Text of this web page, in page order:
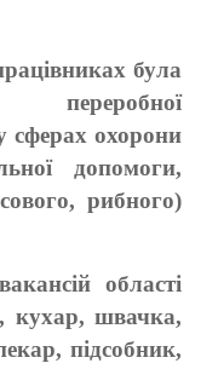
була
сферах охорони
допомоги,
рибного)
області
кухар, швачка,
підсобник,